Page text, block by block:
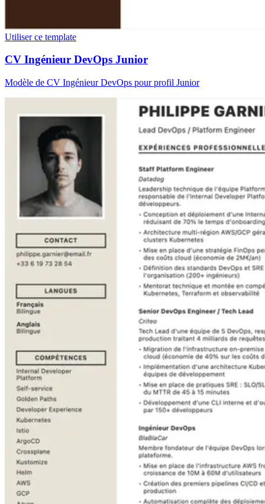
Utiliser ce template
CV Ingénieur DevOps Junior
Modèle de CV Ingénieur DevOps pour profil Junior